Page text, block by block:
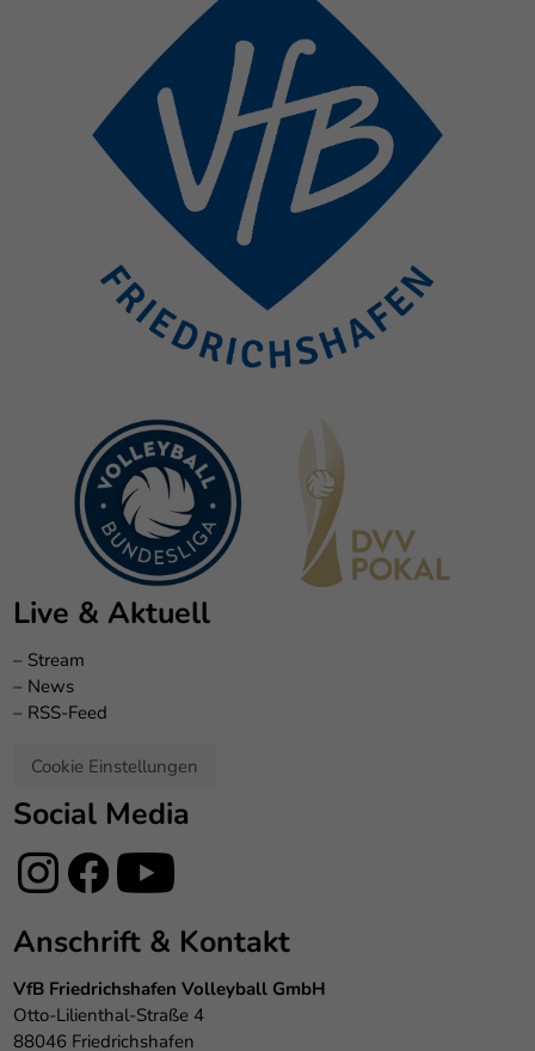
Live & Aktuell
– Stream
– News
– RSS-Feed
Cookie Einstellungen
Social Media
Anschrift & Kontakt
VfB Friedrichshafen Volleyball GmbH
Otto-Lilienthal-Straße 4
88046 Friedrichshafen